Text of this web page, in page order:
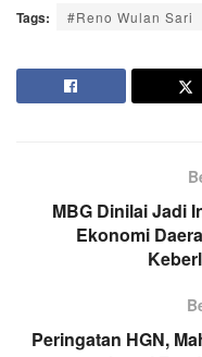
Tags: #Reno Wulan Sari
MBG Dinilai Jadi
Ekonomi
Peringatan HGN,